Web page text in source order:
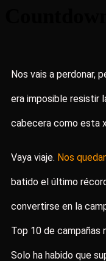
Nos vais a perdonar,
era imposible resistir
cabecera como esta
Vaya viaje. Nos
batido el último
convertirse en la
Top 10 de campañas
Solo ha habido que